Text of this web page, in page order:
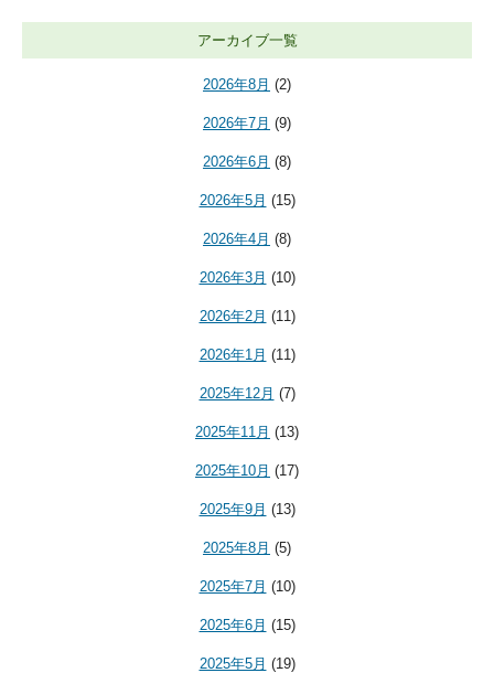
アーカイブ一覧
2026年8月 (2)
2026年7月 (9)
2026年6月 (8)
2026年5月 (15)
2026年4月 (8)
2026年3月 (10)
2026年2月 (11)
2026年1月 (11)
2025年12月 (7)
2025年11月 (13)
2025年10月 (17)
2025年9月 (13)
2025年8月 (5)
2025年7月 (10)
2025年6月 (15)
2025年5月 (19)